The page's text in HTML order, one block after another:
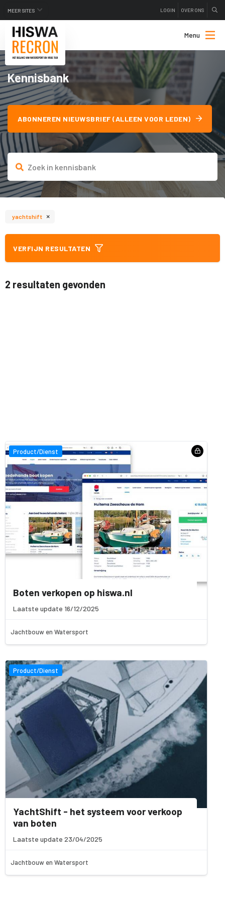
MEER SITES LOGIN OVER ONS
Menu
Kennisbank
ABONNEREN NIEUWSBRIEF (ALLEEN VOOR LEDEN)
yachtshift ×
VERFIJN RESULTATEN
2 resultaten gevonden
Product/Dienst
Boten verkopen op hiswa.nl
Laatste update 16/12/2025
Jachtbouw en Watersport
Product/Dienst
YachtShift - het systeem voor verkoop
van boten
Laatste update 23/04/2025
Jachtbouw en Watersport